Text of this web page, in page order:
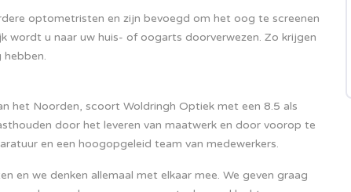
optometristen en zijn bevoegd om het oog te screenen
wordt u naar uw huis- of oogarts doorverwezen. Zo krijgen
hebben.
het Noorden, scoort Woldringh Optiek met een 8.5 als
door het leveren van maatwerk en door voorop te
en een hoogopgeleid team van medewerkers.
en we denken allemaal met elkaar mee. We geven graag